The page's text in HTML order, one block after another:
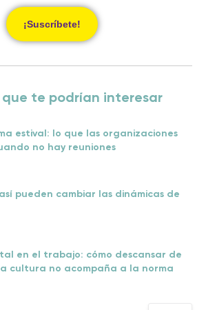
¡Suscríbete!
te podrían interesar
estival: lo que las organizaciones
no hay reuniones
pueden cambiar las dinámicas de
en el trabajo: cómo descansar de
cultura no acompaña a la norma